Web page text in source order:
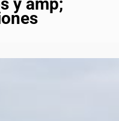
y amp;